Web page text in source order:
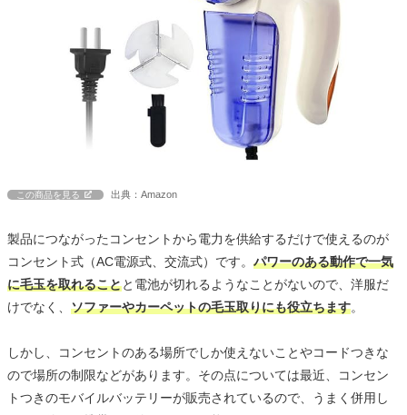
この商品を見る 出典：Amazon
製品につながったコンセントから電力を供給するだけで使えるのが
コンセント式（AC電源式、交流式）です。 パワーのある動作で一気
に毛玉を取れることと電池が切れるようなことがないので、洋服だ
けでなく、 ソファーやカーペットの毛玉取りにも役立ちます。
しかし、コンセントのある場所でしか使えないことやコードつきな
ので場所の制限などがあります。その点については最近、コンセン
トつきのモバイルバッテリーが販売されているので、うまく併用し